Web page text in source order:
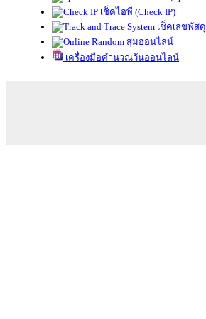
เช็คไอพี (Check IP)
เช็คเลขพัสดุ
สุ่มออนไลน์
เครื่องมือคำนวณวันออนไลน์